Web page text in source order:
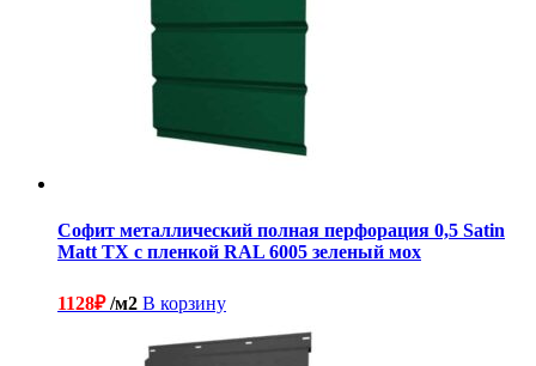
Софит металлический полная перфорация 0,5 Satin
Matt TX с пленкой RAL 6005 зеленый мох
1128₽/м2 В корзину